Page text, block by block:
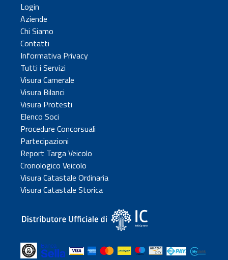
Login
Aziende
Chi Siamo
Contatti
Informativa Privacy
Tutti i Servizi
Visura Camerale
Visura Bilanci
Visura Protesti
Elenco Soci
Procedure Concorsuali
Partecipazioni
Report Targa Veicolo
Cronologico Veicolo
Visura Catastale Ordinaria
Visura Catastale Storica